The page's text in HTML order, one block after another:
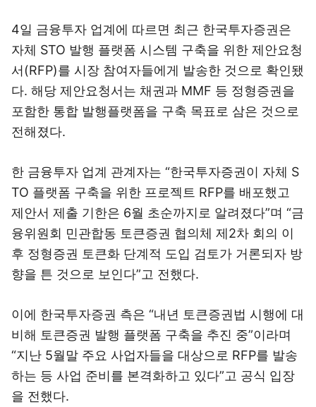
4일 금융투자 업계에 따르면 최근 한국투자증권은
자체 STO 발행 플랫폼 시스템 구축을 위한 제안요청
서(RFP)를 시장 참여자들에게 발송한 것으로 확인됐
다. 해당 제안요청서는 채권과 MMF 등 정형증권을
포함한 통합 발행플랫폼을 구축 목표로 삼은 것으로
전해졌다.
한 금융투자 업계 관계자는 “한국투자증권이 자체 S
TO 플랫폼 구축을 위한 프로젝트 RFP를 배포했고
제안서 제출 기한은 6월 초순까지로 알려졌다”며 “금
융위원회 민관합동 토큰증권 협의체 제2차 회의 이
후 정형증권 토큰화 단계적 도입 검토가 거론되자 방
향을 튼 것으로 보인다”고 전했다.
이에 한국투자증권 측은 “내년 토큰증권법 시행에 대
비해 토큰증권 발행 플랫폼 구축을 추진 중”이라며
“지난 5월말 주요 사업자들을 대상으로 RFP를 발송
하는 등 사업 준비를 본격화하고 있다”고 공식 입장
을 전했다.